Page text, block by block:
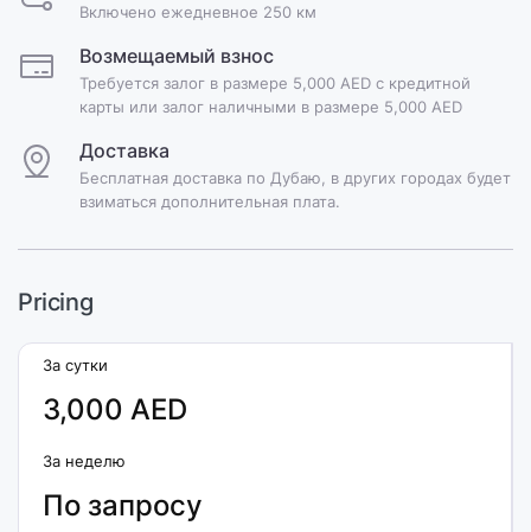
Включено ежедневное 250 км
Возмещаемый взнос
Требуется залог в размере 5,000 AED с кредитной
карты или залог наличными в размере 5,000 AED
Доставка
Бесплатная доставка по Дубаю, в других городах будет
взиматься дополнительная плата.
Pricing
За сутки
3,000 AED
За неделю
По запросу